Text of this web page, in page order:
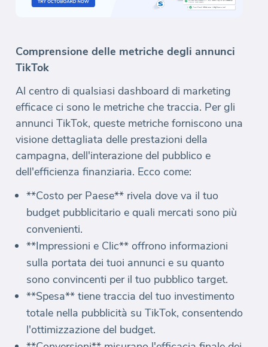
Comprensione delle metriche degli annunci
TikTok
Al centro di qualsiasi dashboard di marketing
efficace ci sono le metriche che traccia. Per gli
annunci TikTok, queste metriche forniscono una
visione dettagliata delle prestazioni della
campagna, dell'interazione del pubblico e
dell'efficienza finanziaria. Ecco come:
**Costo per Paese** rivela dove va il tuo
budget pubblicitario e quali mercati sono più
convenienti.
**Impressioni e Clic** offrono informazioni
sulla portata dei tuoi annunci e su quanto
sono convincenti per il tuo pubblico target.
**Spesa** tiene traccia del tuo investimento
totale nella pubblicità su TikTok, consentendo
l'ottimizzazione del budget.